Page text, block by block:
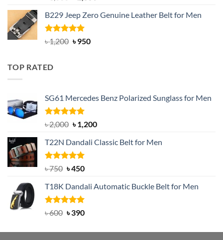
out of 5
was:
৳ 3,000.
is:
B229 Jeep Zero Genuine Leather Belt for Men
Rated4.92
out of 5
৳1,200 Original
৳950Current
TOP RATED
SG61 Mercedes Benz Polarized Sunglass for Men
Rated5.00
out of 5
৳2,000 Original
was:
৳ 2,000.
৳1,200Current
is:
T22N Dandali Classic Belt for Men
Rated5.00
৳750 Original
was:
৳ 750.
৳450Current
is:
৳ 450.
T18K Dandali Automatic Buckle Belt for Men
Rated5.00
৳600 Original
was:
৳390Current
is: